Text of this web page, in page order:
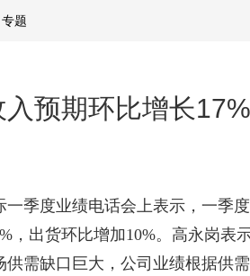
专题
预期环比增长
季度业绩电话会上表示，一季
，出货环比增加10%。高永岗表
需缺口巨大，公司业绩根据供